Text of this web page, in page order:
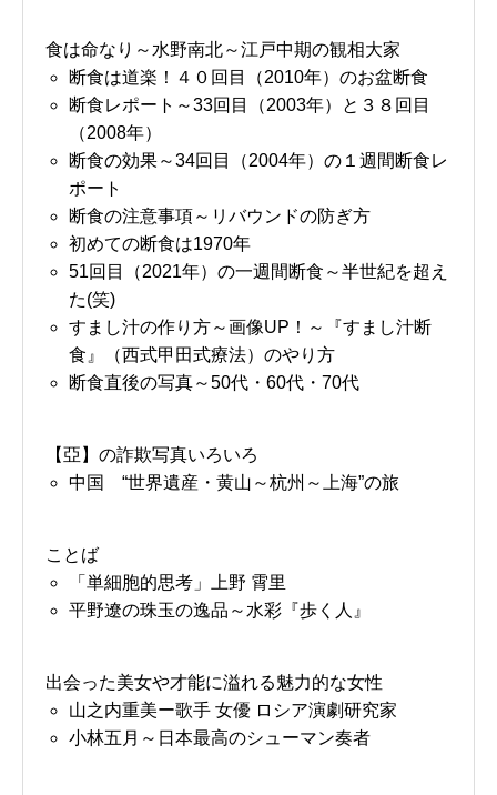
食は命なり～水野南北～江戸中期の観相大家
断食は道楽！４０回目（2010年）のお盆断食
断食レポート～33回目（2003年）と３８回目
（2008年）
断食の効果～34回目（2004年）の１週間断食レ
ポート
断食の注意事項～リバウンドの防ぎ方
初めての断食は1970年
51回目（2021年）の一週間断食～半世紀を超え
た(笑)
すまし汁の作り方～画像UP！～『すまし汁断
食』（西式甲田式療法）のやり方
断食直後の写真～50代・60代・70代
【亞】の詐欺写真いろいろ
中国 “世界遺産・黄山～杭州～上海”の旅
ことば
「単細胞的思考」上野 霄里
平野遼の珠玉の逸品～水彩『歩く人』
出会った美女や才能に溢れる魅力的な女性
山之内重美ー歌手 女優 ロシア演劇研究家
小林五月～日本最高のシューマン奏者